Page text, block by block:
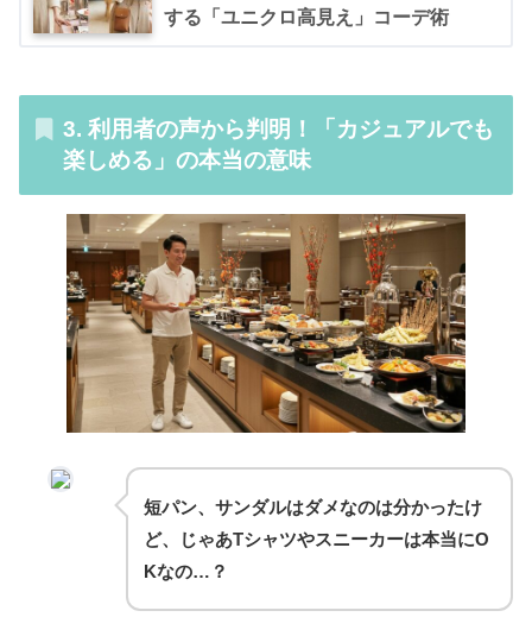
する「ユニクロ高見え」コーデ術
3. 利用者の声から判明！「カジュアルでも
楽しめる」の本当の意味
短パン、サンダルはダメなのは分かったけ
ど、じゃあTシャツやスニーカーは本当にO
Kなの…？